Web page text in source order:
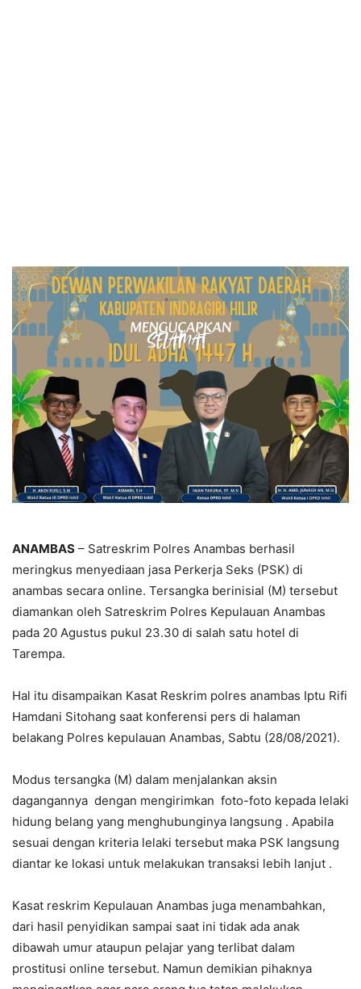
ANAMBAS – Satreskrim Polres Anambas berhasil
meringkus menyediaan jasa Perkerja Seks (PSK) di
anambas secara online. Tersangka berinisial (M) tersebut
diamankan oleh Satreskrim Polres Kepulauan Anambas
pada 20 Agustus pukul 23.30 di salah satu hotel di
Tarempa.
Hal itu disampaikan Kasat Reskrim polres anambas Iptu Rifi
Hamdani Sitohang saat konferensi pers di halaman
belakang Polres kepulauan Anambas, Sabtu (28/08/2021).
Modus tersangka (M) dalam menjalankan aksin
dagangannya dengan mengirimkan foto-foto kepada lelaki
hidung belang yang menghubunginya langsung . Apabila
sesuai dengan kriteria lelaki tersebut maka PSK langsung
diantar ke lokasi untuk melakukan transaksi lebih lanjut .
Kasat reskrim Kepulauan Anambas juga menambahkan,
dari hasil penyidikan sampai saat ini tidak ada anak
dibawah umur ataupun pelajar yang terlibat dalam
prostitusi online tersebut. Namun demikian pihaknya